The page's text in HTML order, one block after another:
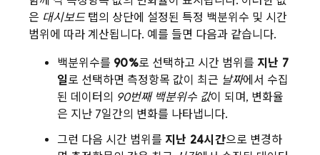
은 대시보드 탭의 상단에 설정된 특정 백분위수 및 시간
범위에 따라 계산됩니다. 예를 들면 다음과 같습니다.
백분위수를 90%로 선택하고 시간 범위를 지난 7
일로 선택하면 측정항목 값이 최근 날짜에서 수집
된 데이터의 90번째 백분위수 값이 되며, 변화율
은 지난 7일간의 변화를 나타냅니다.
그런 다음 시간 범위를 지난 24시간으로 변경하